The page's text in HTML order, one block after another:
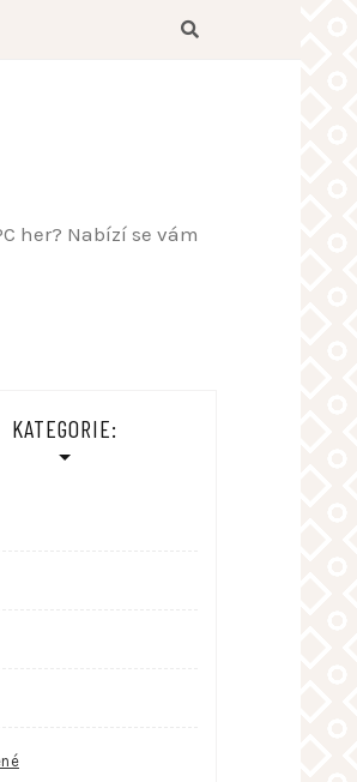
her? Nabízí se vám
KATEGORIE: